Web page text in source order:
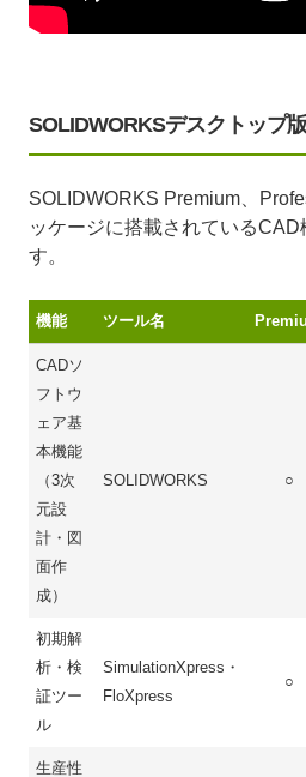
SOLIDWORKSデスクトップ
SOLIDWORKS Premium、
ッケージに搭載されている
す。
機能 ツール名
CADソ
フトウ
ェア基
本機能
（3次
元設
計・図
面作
成）
SOLIDWORKS ○
初期解
析・検
証ツー
ル
SimulationXpress・
FloXpress
○
生産性